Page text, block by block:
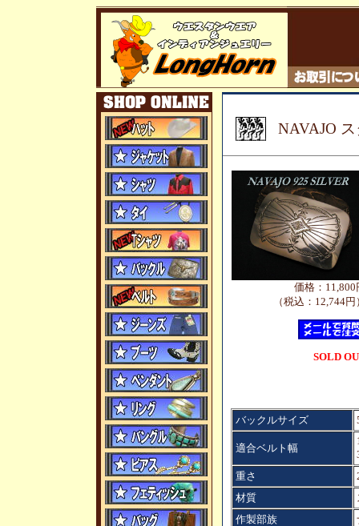
NAVAJO
価格：11,800
（税込：12,744円
SOLD
バックルサイズ
適合ベルト幅
重さ
材質
作製部族